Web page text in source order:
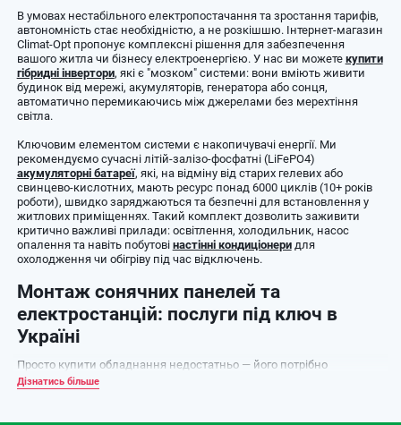
В умовах нестабільного електропостачання та зростання тарифів,
автономність стає необхідністю, а не розкішшю. Інтернет-магазин
Climat-Opt пропонує комплексні рішення для забезпечення
вашого житла чи бізнесу електроенергією. У нас ви можете купити
гібридні інвертори, які є "мозком" системи: вони вміють живити
будинок від мережі, акумуляторів, генератора або сонця,
автоматично перемикаючись між джерелами без мерехтіння
світла.
Ключовим елементом системи є накопичувачі енергії. Ми
рекомендуємо сучасні літій-залізо-фосфатні (LiFePO4)
акумуляторні батареї, які, на відміну від старих гелевих або
свинцево-кислотних, мають ресурс понад 6000 циклів (10+ років
роботи), швидко заряджаються та безпечні для встановлення у
житлових приміщеннях. Такий комплект дозволить заживити
критично важливі прилади: освітлення, холодильник, насос
опалення та навіть побутові настінні кондиціонеридля
охолодження чи обігріву під час відключень.
Монтаж сонячних панелей та
електростанцій: послуги під ключ в
Україні
Просто купити обладнання недостатньо — його потрібно
правильно інтегрувати в енергосистему будинку. Компанія Climat-
Opt надає послуги професійного монтажу сонячних
генерації, підбирають кут нахилу панелей та здійснюють
Дізнатись більше